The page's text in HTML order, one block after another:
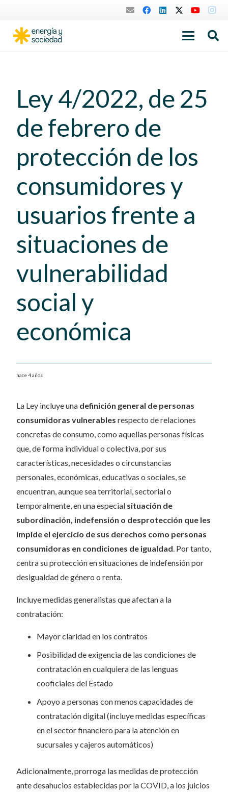
Ley 4/2022, de 25
de febrero de
protección de los
consumidores y
usuarios frente a
situaciones de
vulnerabilidad
social y
económica
hace 4 años
La Ley incluye una definición general de personas
consumidoras vulnerables respecto de relaciones
concretas de consumo, como aquellas personas físicas
que, de forma individual o colectiva, por sus
características, necesidades o circunstancias
personales, económicas, educativas o sociales, se
encuentran, aunque sea territorial, sectorial o
temporalmente, en una especial situación de
subordinación, indefensión o desprotección que les
impide el ejercicio de sus derechos como personas
consumidoras en condiciones de igualdad. Por tanto,
centra su protección en situaciones de indefensión por
desigualdad de género o renta.
Incluye medidas generalistas que afectan a la
contratación:
Mayor claridad en los contratos
Posibilidad de exigencia de las condiciones de
contratación en cualquiera de las lenguas
cooficiales del Estado
Apoyo a personas con menos capacidades de
contratación digital (incluye medidas específicas
en el sector financiero para la atención en
sucursales y cajeros automáticos)
Adicionalmente, prorroga las medidas de protección
ante desahucios establecidas por la COVID, a los juicios